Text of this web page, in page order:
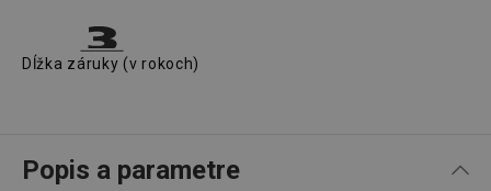
Dĺžka záruky (v rokoch)
Popis a parametre